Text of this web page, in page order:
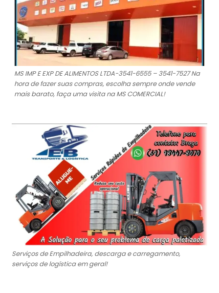
MS IMP E EXP DE ALIMENTOS LTDA-3541-6555 – 3541-7527 Na
hora de fazer suas compras, escolha sempre onde vende
mais barato, faça uma visita na MS COMERCIAL!
Serviços de Empilhadeira, descarga e carregamento,
serviços de logística em geral!